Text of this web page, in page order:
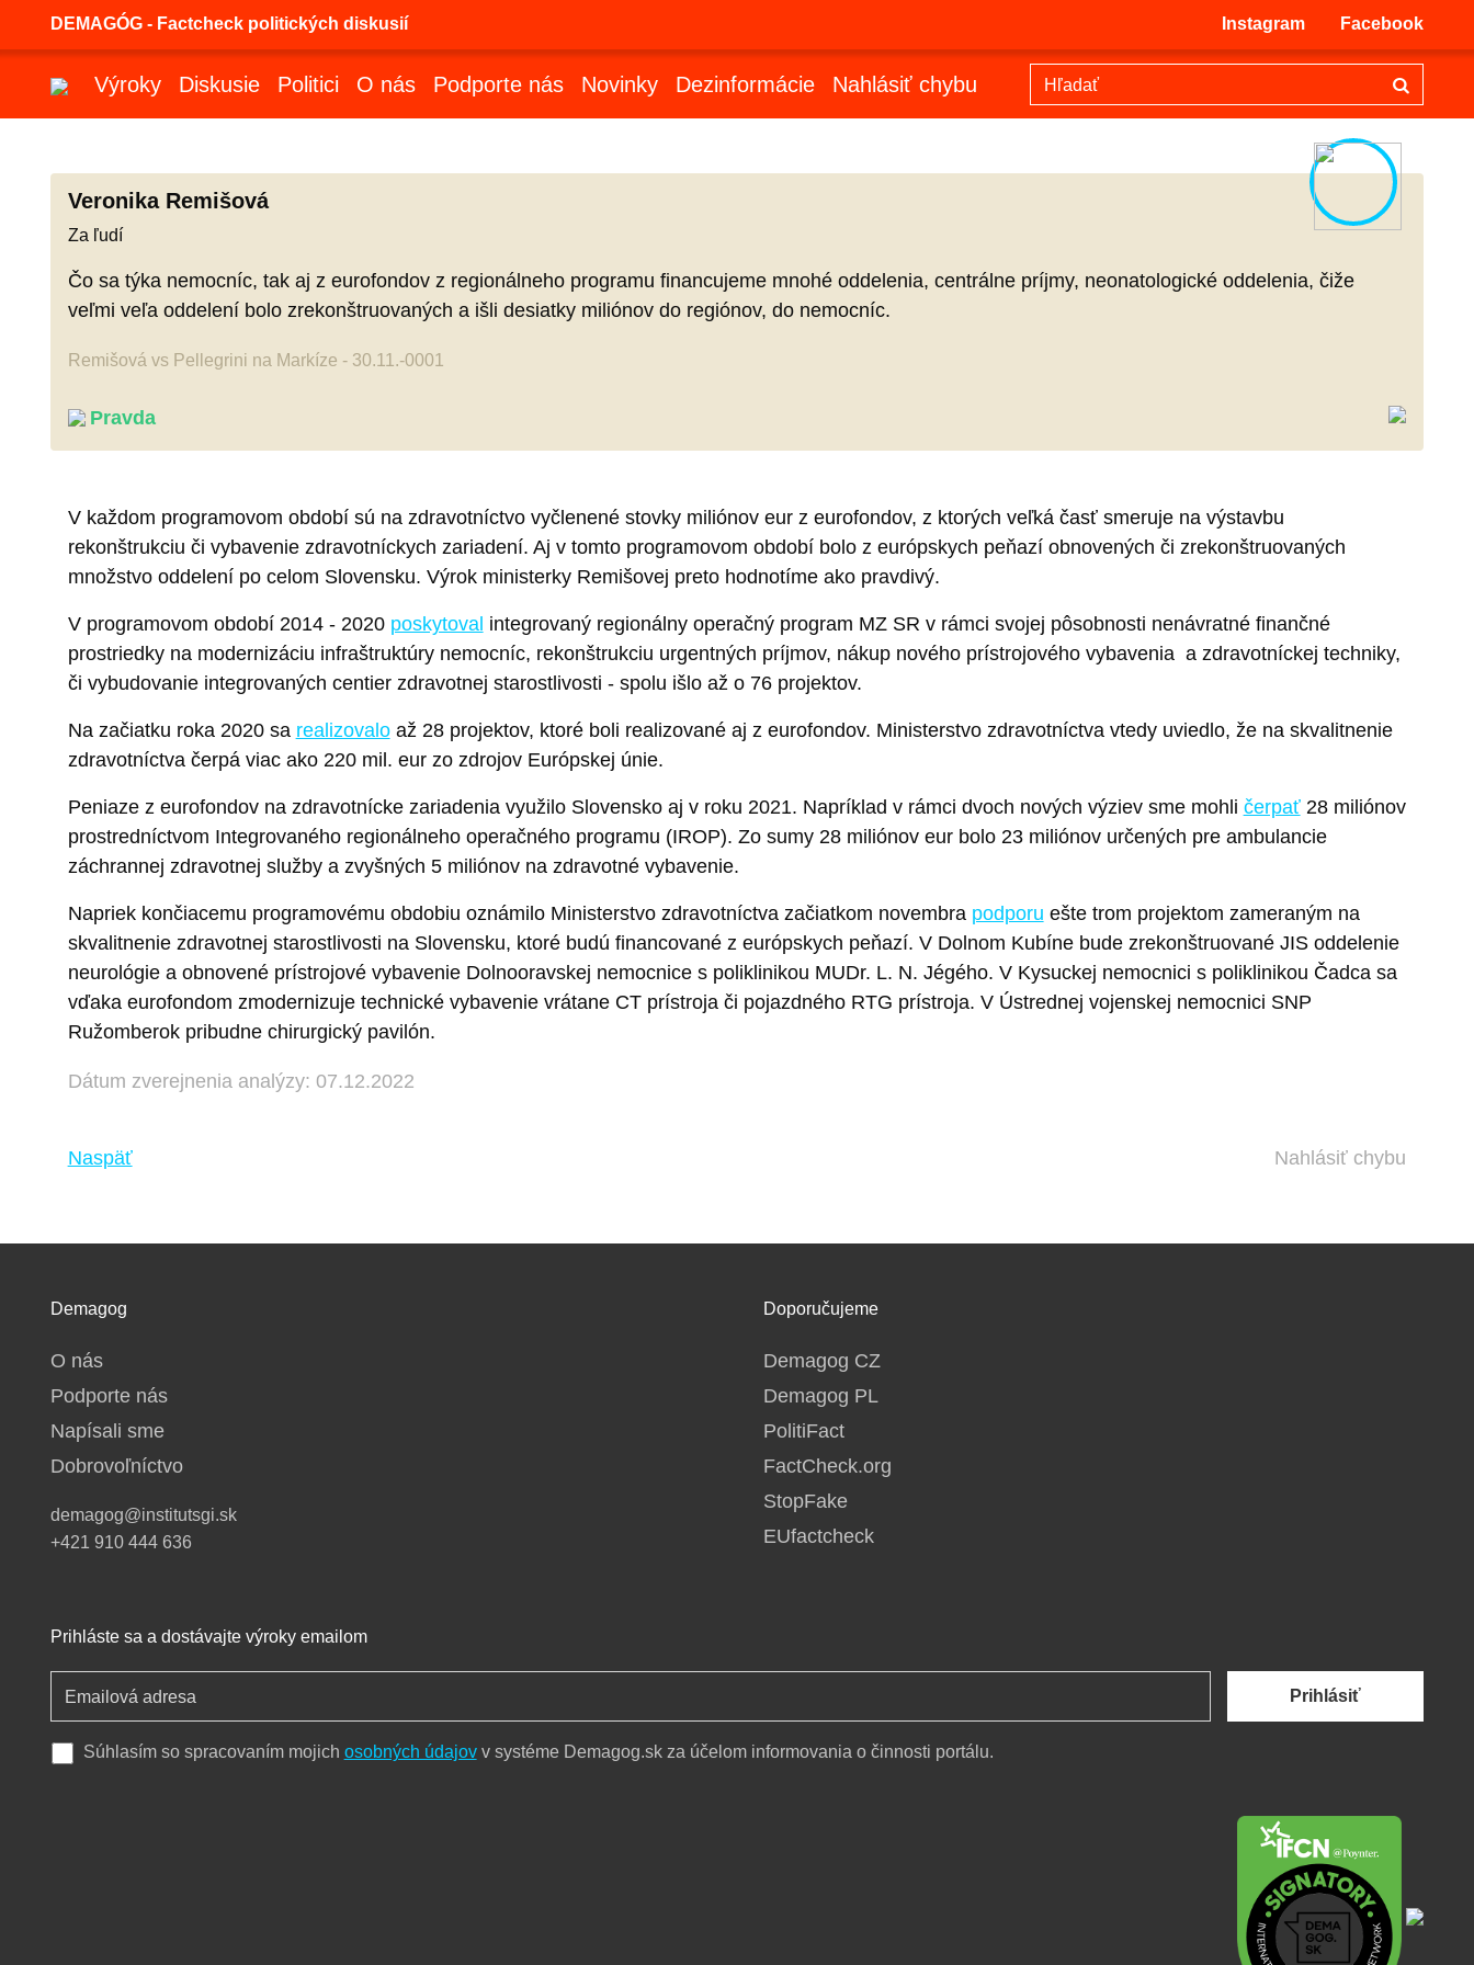
DEMAGÓG - Factcheck politických diskusií Instagram Facebook
Výroky Diskusie Politici O nás Podporte nás Novinky Dezinformácie Nahlásiť chybu
Veronika Remišová
Za ľudí
Čo sa týka nemocníc, tak aj z eurofondov z regionálneho programu financujeme mnohé oddelenia, centrálne príjmy, neonatologické oddelenia, čiže
veľmi veľa oddelení bolo zrekonštruovaných a išli desiatky miliónov do regiónov, do nemocníc.
Remišová vs Pellegrini na Markíze - 30.11.-0001
Pravda
V každom programovom období sú na zdravotníctvo vyčlenené stovky miliónov eur z eurofondov, z ktorých veľká časť smeruje na výstavbu
rekonštrukciu či vybavenie zdravotníckych zariadení. Aj v tomto programovom období bolo z európskych peňazí obnovených či zrekonštruovaných
množstvo oddelení po celom Slovensku. Výrok ministerky Remišovej preto hodnotíme ako pravdivý.
V programovom období 2014 - 2020 poskytoval integrovaný regionálny operačný program MZ SR v rámci svojej pôsobnosti nenávratné finančné
prostriedky na modernizáciu infraštruktúry nemocníc, rekonštrukciu urgentných príjmov, nákup nového prístrojového vybavenia a zdravotníckej techniky,
či vybudovanie integrovaných centier zdravotnej starostlivosti - spolu išlo až o 76 projektov.
Na začiatku roka 2020 sa realizovaloaž 28 projektov, ktoré boli realizované aj z eurofondov. Ministerstvo zdravotníctva vtedy uviedlo, že na skvalitnenie
zdravotníctva čerpá viac ako 220 mil. eur zo zdrojov Európskej únie.
Peniaze z eurofondov na zdravotnícke zariadenia využilo Slovensko aj v roku 2021. Napríklad v rámci dvoch nových výziev sme mohli čerpať28 miliónov
prostredníctvom Integrovaného regionálneho operačného programu (IROP). Zo sumy 28 miliónov eur bolo 23 miliónov určených pre ambulancie
záchrannej zdravotnej služby a zvyšných 5 miliónov na zdravotné vybavenie.
Napriek končiacemu programovému obdobiu oznámilo Ministerstvo zdravotníctva začiatkom novembra podporu ešte trom projektom zameraným na
skvalitnenie zdravotnej starostlivosti na Slovensku, ktoré budú financované z európskych peňazí. V Dolnom Kubíne bude zrekonštruované JIS oddelenie
neurológie a obnovené prístrojové vybavenie Dolnooravskej nemocnice s poliklinikou MUDr. L. N. Jégého. V Kysuckej nemocnici s poliklinikou Čadca sa
vďaka eurofondom zmodernizuje technické vybavenie vrátane CT prístroja či pojazdného RTG prístroja. V Ústrednej vojenskej nemocnici SNP
Ružomberok pribudne chirurgický pavilón.
Dátum zverejnenia analýzy: 07.12.2022
Naspäť Nahlásiť chybu
Demagog
O nás
Podporte nás
Napísali sme
Dobrovoľníctvo
demagog@institutsgi.sk
+421 910 444 636
Doporučujeme
Demagog CZ
Demagog PL
PolitiFact
FactCheck.org
StopFake
EUfactcheck
Prihláste sa a dostávajte výroky emailom
Prihlásiť
Súhlasím so spracovaním mojich osobných údajovv systéme Demagog.sk za účelom informovania o činnosti portálu.